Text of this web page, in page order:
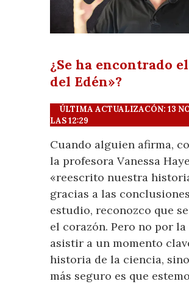
¿Se ha encontrado
del Edén»?
ÚLTIMA ACTUALIZACÓN: 13
LAS 12:29
Cuando alguien afirma,
la profesora Vanessa
«reescrito nuestra
gracias a las
estudio, reconozco que
el corazón. Pero no por
asistir a un momento
historia de la ciencia,
más seguro es que